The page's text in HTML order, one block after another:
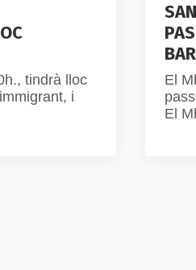
tindrà lloc
i
El
El